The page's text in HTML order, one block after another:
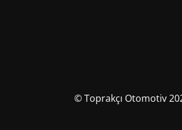
© Toprakçı Otomotiv